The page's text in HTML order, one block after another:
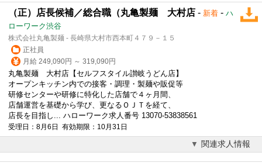
（正）店長候補／総合職（丸亀製麺 大村店 - 新着 - ハ
ローワーク渋谷
株式会社丸亀製麺 - 長崎県大村市西本町４７９－１５
正社員
月給 249,090円 ～ 319,090円
丸亀製麺 大村店【セルフスタイル讃岐うどん店】
オープンキッチン内での接客・調理・製麺や販促等
研修センターや研修に特化した店舗で４ヶ月間、
店舗運営を基礎から学び、更なるＯＪＴを経て、
店長を目指し... ハローワーク求人番号 13070-53838561
受理日：8月6日 有効期限：10月31日
関連求人情報